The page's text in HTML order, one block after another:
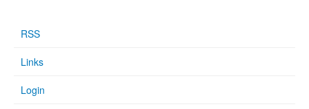
RSS
Links
Login